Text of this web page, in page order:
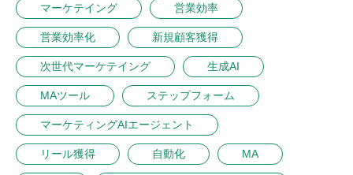
マーケテイング 営業効率
営業効率化 新規顧客獲得
次世代マーケテイング 生成AI
MAツール ステップフォーム
マーケティングAIエージェント
リール獲得 自動化 MA